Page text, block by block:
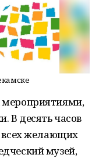
мероприятиями,
В десять часов
всех желающих
музей,